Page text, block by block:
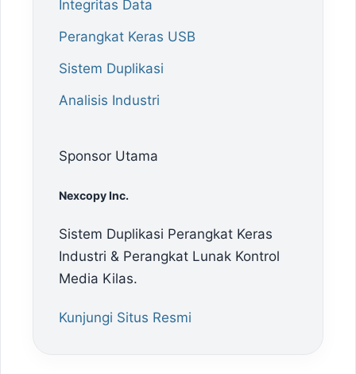
Integritas Data
Perangkat Keras USB
Sistem Duplikasi
Analisis Industri
Sponsor Utama
Nexcopy Inc.
Sistem Duplikasi Perangkat Keras
Industri & Perangkat Lunak Kontrol
Media Kilas.
Kunjungi Situs Resmi